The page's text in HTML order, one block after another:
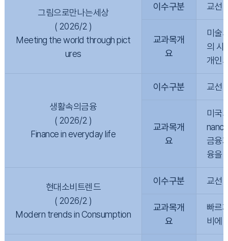
그림으로만나는세상
( 2026/2 )
Meeting the world through pict
ures
이수구분 교선
교과목개
요
미술
의 시
개인
생활속의금융
( 2026/2 )
Finance in everyday life
이수구분 교선
교과목개
요
미국
금융
융을
현대소비트렌드
( 2026/2 )
Modern trends in Consumption
이수구분 교선
교과목개
요
빠르
비에